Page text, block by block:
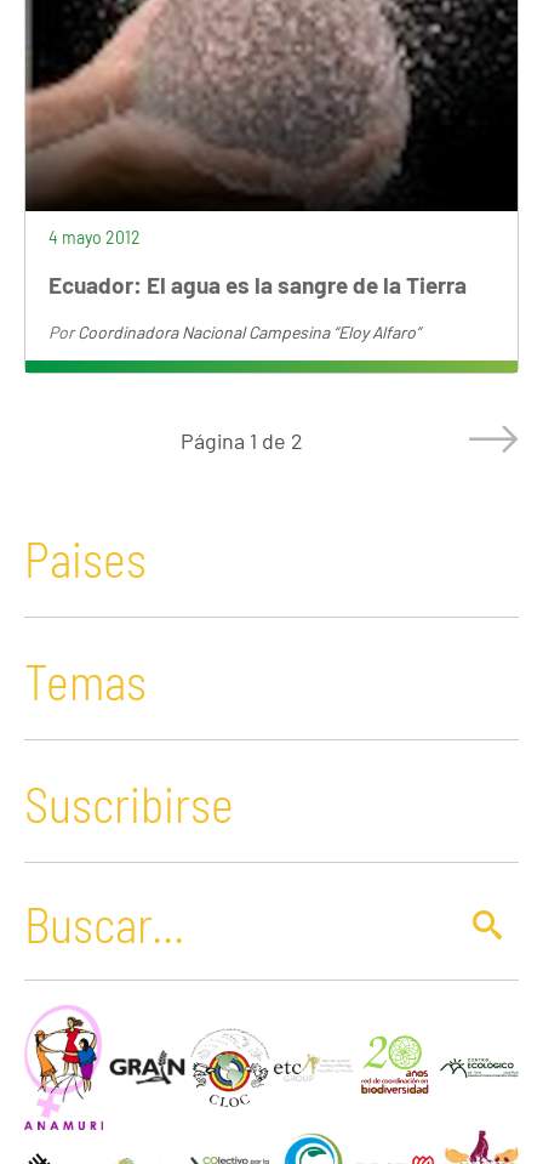
4 mayo 2012
Ecuador: El agua es la sangre de la Tierra
PorCoordinadora Nacional Campesina “Eloy Alfaro”
Página 1 de 2
Paises
Temas
Suscribirse